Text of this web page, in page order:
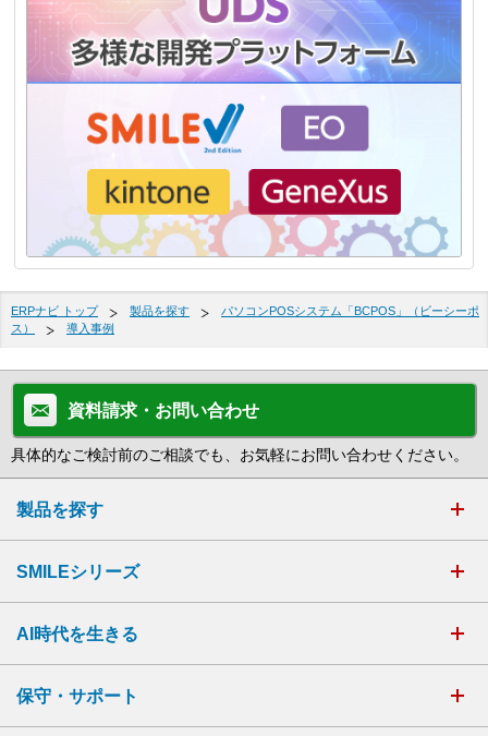
ERPナビ トップ 製品を探す
パソコンPOSシステム「BCPOS」（ビーシーポ
ス）
導入事例
資料請求・お問い合わせ
具体的なご検討前のご相談でも、お気軽にお問い合わせください。
製品を探す
SMILEシリーズ
AI時代を生きる
保守・サポート